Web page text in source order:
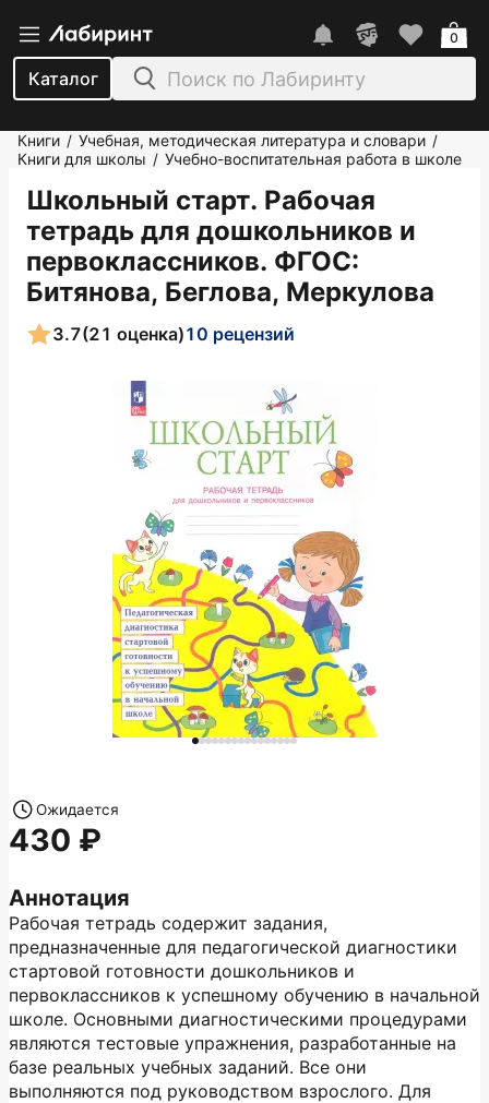
Каталог
0
Книги / Учебная, методическая литература и словари /
Книги для школы / Учебно-воспитательная работа в школе
Школьный старт. Рабочая
тетрадь для дошкольников и
первоклассников. ФГОС:
Битянова, Беглова, Меркулова
3.7(21 оценка)10 рецензий
Аннотация
Рабочая тетрадь содержит задания,
предназначенные для педагогической диагностики
стартовой готовности дошкольников и
первоклассников к успешному обучению в начальной
школе. Основными диагностическими процедурами
являются тестовые упражнения, разработанные на
базе реальных учебных заданий. Все они
выполняются под руководством взрослого. Для
Ожидается
430